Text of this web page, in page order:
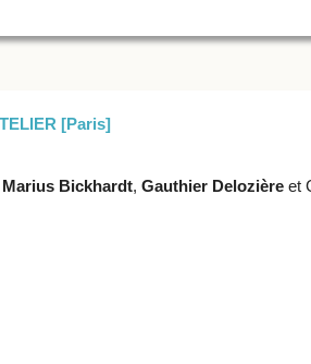
[Paris]
Marius Bickhardt, Gauthier Delozière et